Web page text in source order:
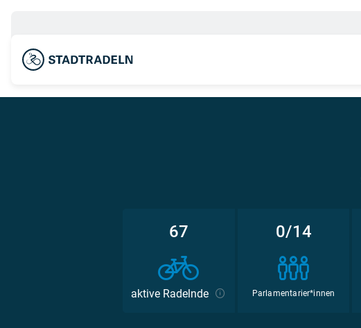
67
aktive Radelnde
0/14
Parlamentarier*innen